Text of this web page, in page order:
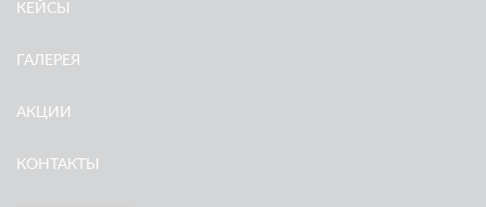
КЕЙСЫ
ГАЛЕРЕЯ
АКЦИИ
КОНТАКТЫ